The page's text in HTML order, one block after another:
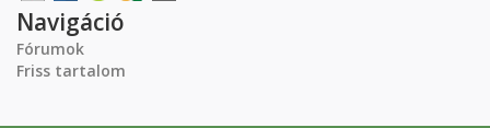
Navigáció
Fórumok
Friss tartalom